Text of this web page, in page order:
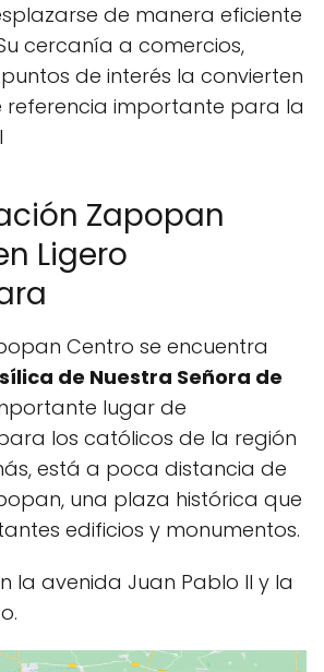
de manera eficiente
cercanía a comercios,
de interés la convierten
referencia importante para la
Zapopan
Ligero
Centro se encuentra
de Nuestra Señora de
lugar de
los católicos de la región
está a poca distancia de
una plaza histórica que
edificios y monumentos.
la avenida Juan Pablo II y la